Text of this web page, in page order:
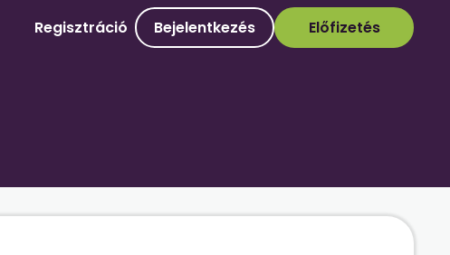
Regisztráció Bejelentkezés Előfizetés